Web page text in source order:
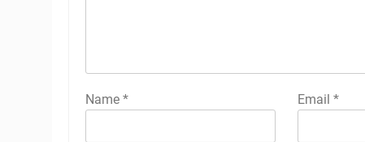
Name * Email *